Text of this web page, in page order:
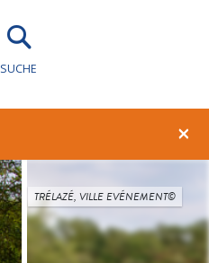
SUCHE
×
TRÉLAZÉ, VILLE EVÉNEMENT©